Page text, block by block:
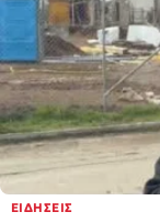
ΕΙΔΉΣΕΙΣ